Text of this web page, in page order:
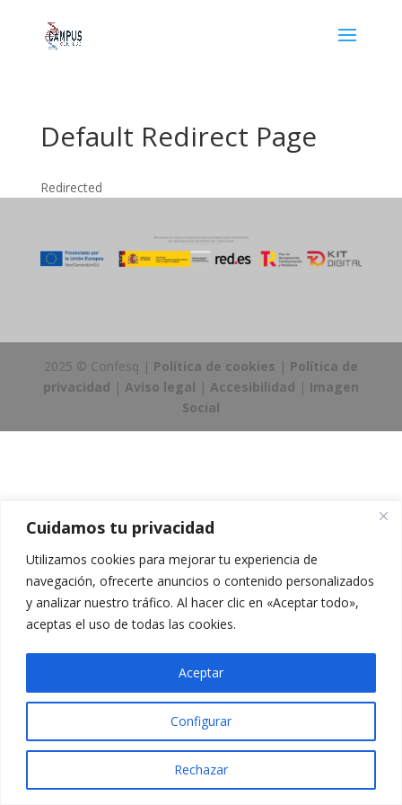
Cuidamos tu privacidad
Utilizamos cookies para mejorar tu experiencia de
navegación, ofrecerte anuncios o contenido personalizados
y analizar nuestro tráfico. Al hacer clic en «Aceptar todo»,
aceptas el uso de todas las cookies.
Configurar
Rechazar
Aceptar
Default Redirect Page
Redirected
2025 © Confesq | Política de cookies | Política de
privacidad | Aviso legal | Accesibilidad | Imagen
Social